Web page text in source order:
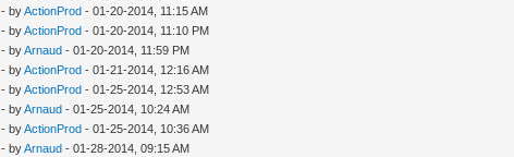
- byActionProd - 01-20-2014, 11:15 AM
- byActionProd - 01-20-2014, 11:10 PM
- byArnaud - 01-20-2014, 11:59 PM
- byActionProd - 01-21-2014, 12:16 AM
- byActionProd - 01-25-2014, 12:53 AM
- byArnaud - 01-25-2014, 10:24 AM
- byActionProd - 01-25-2014, 10:36 AM
- byArnaud - 01-28-2014, 09:15 AM